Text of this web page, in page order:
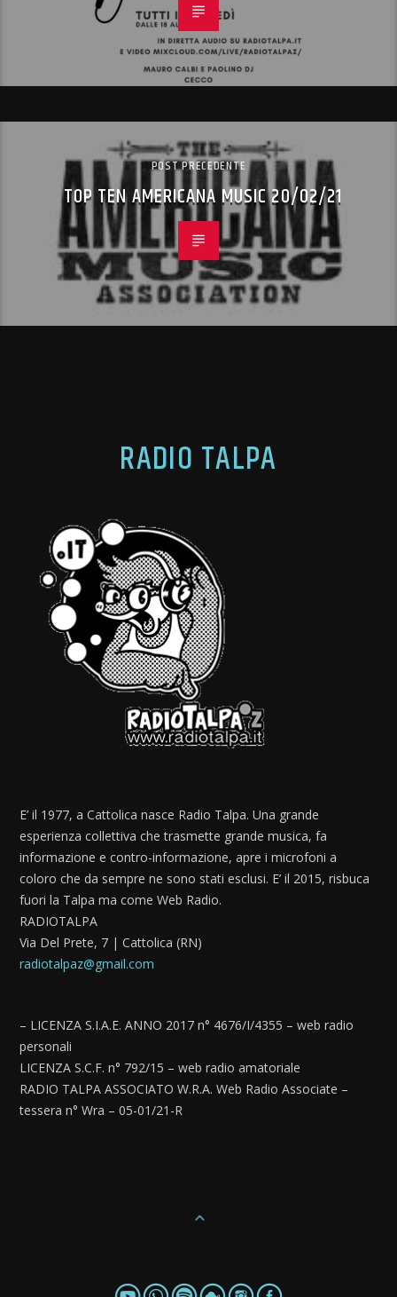
POST PRECEDENTE
TOP TEN AMERICANA MUSIC 20/02/21
RADIO TALPA
E’ il 1977, a Cattolica nasce Radio Talpa. Una grande
esperienza collettiva che trasmette grande musica, fa
informazione e contro-informazione, apre i microfoni a
coloro che da sempre ne sono stati esclusi. E’ il 2015, risbuca
fuori la Talpa ma come Web Radio.
RADIOTALPA
Via Del Prete, 7 | Cattolica (RN)
radiotalpaz@gmail.com
– LICENZA S.I.A.E. ANNO 2017 n° 4676/I/4355 – web radio
personali
LICENZA S.C.F. n° 792/15 – web radio amatoriale
RADIO TALPA ASSOCIATO W.R.A. Web Radio Associate –
tessera n° Wra – 05-01/21-R